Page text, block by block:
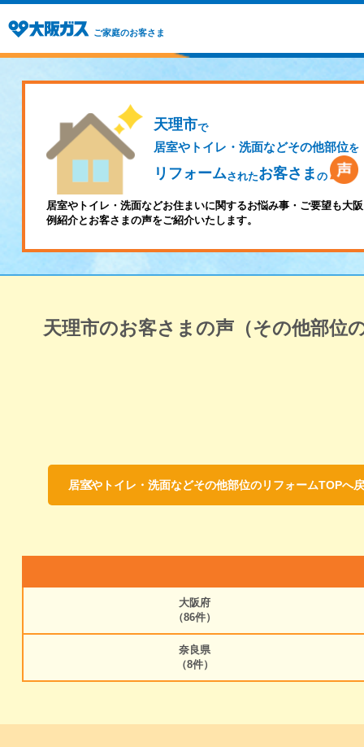
ご家庭のお客さま
天理市で
居室やトイレ・洗面などその他部位を
リフォームされたお客さま の
居室やトイレ・洗面などお住まいに関するお悩み事・ご要望も大
例紹介とお客さまの声をご紹介いたします。
天理市のお客さまの声（その他部位
居室やトイレ・洗面などその他部位のリフォームTOPへ
大阪府
（86件）
奈良県
（8件）